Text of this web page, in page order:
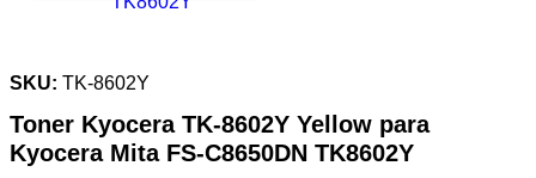
SKU: TK-8602Y
Toner Kyocera TK-8602Y Yellow para
Kyocera Mita FS-C8650DN TK8602Y